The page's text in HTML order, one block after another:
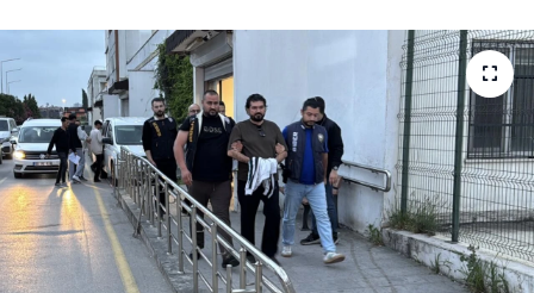
TEKNOLOJİ
YAŞAM
YEREL YÖNETİMLER